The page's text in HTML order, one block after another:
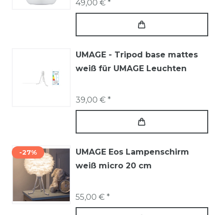
49,00 € *
UMAGE - Tripod base mattes
weiß für UMAGE Leuchten
39,00 € *
-27%
UMAGE Eos Lampenschirm
weiß micro 20 cm
55,00 € *